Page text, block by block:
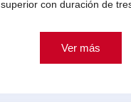
superior con duración de
Ver más